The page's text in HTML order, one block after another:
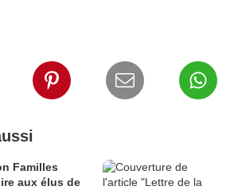
Familles
aux élus de